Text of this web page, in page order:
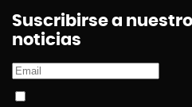
Suscribirse a
noticias